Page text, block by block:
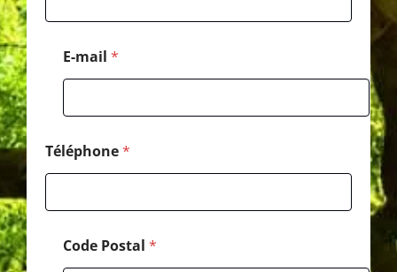
E-mail *
N
o
m
Téléphone*
Code Postal *